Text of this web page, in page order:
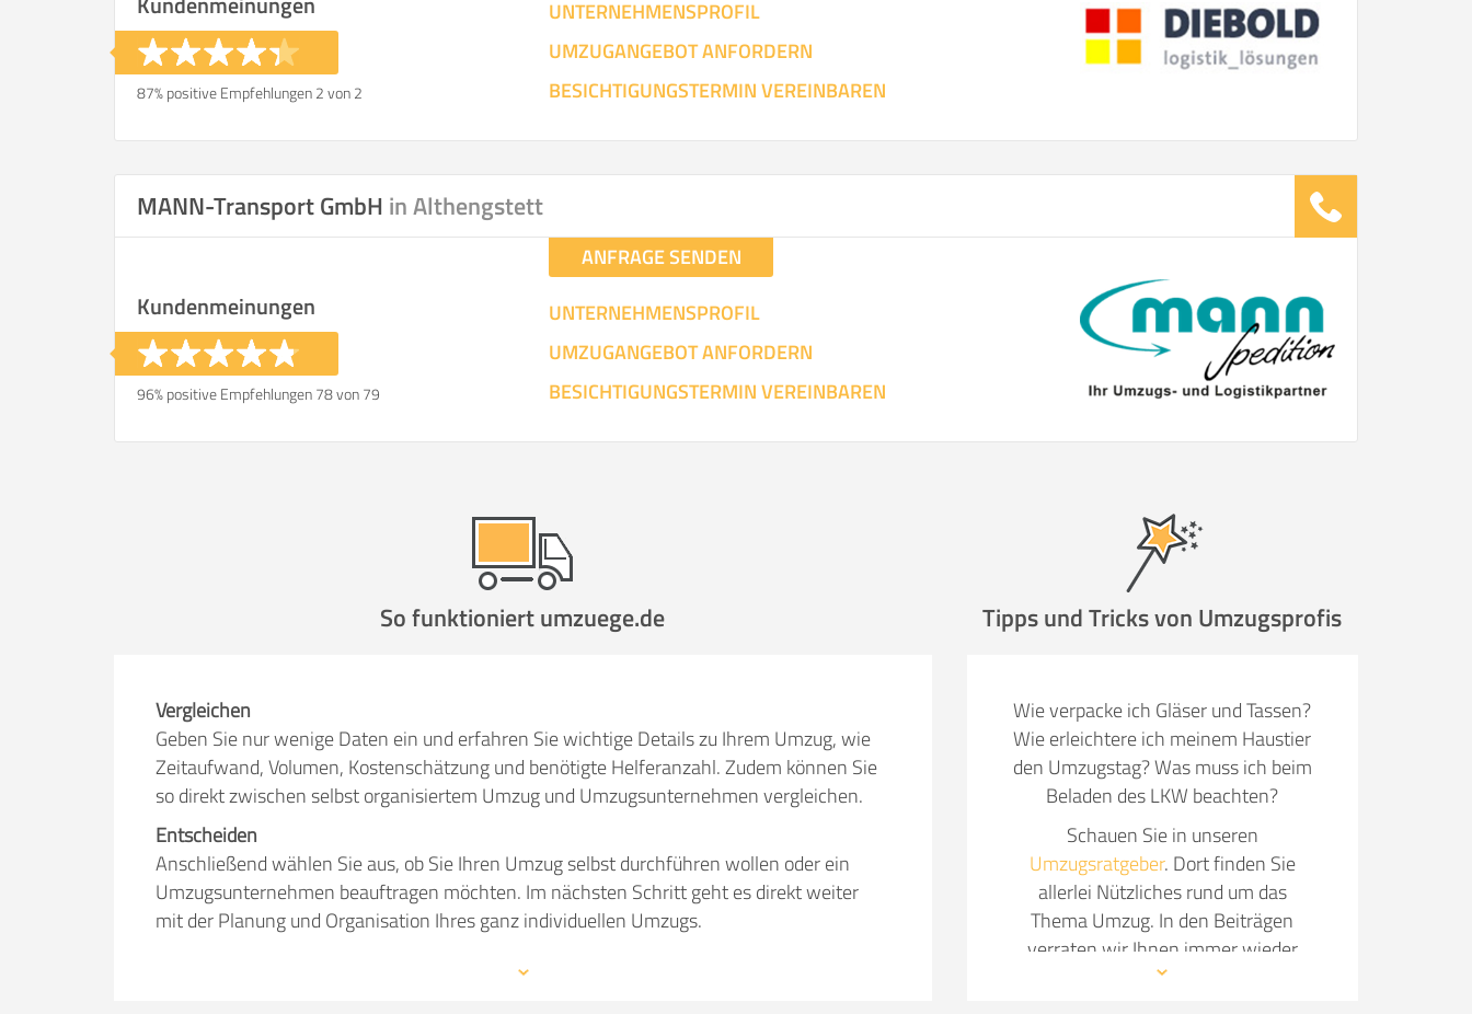
SO ERRECHNET SICH DIE KOSTENSCHÄTZUNG
UNTERNEHMENSPROFIL
UMZUGANGEBOT ANFORDERN
BESICHTIGUNGSTERMIN VEREINBAREN
87% positive Empfehlungen 2 von 2
MANN-Transport GmbH in Althengstett
ANFRAGE SENDEN
UNTERNEHMENSPROFIL
UMZUGANGEBOT ANFORDERN
BESICHTIGUNGSTERMIN VEREINBAREN
Kundenmeinungen
96% positive Empfehlungen 78 von 79
So funktioniert umzuege.de
Vergleichen
Geben Sie nur wenige Daten ein und erfahren Sie wichtige Details zu Ihrem Umzug, wie
Zeitaufwand, Volumen, Kostenschätzung und benötigte Helferanzahl. Zudem können Sie
so direkt zwischen selbst organisiertem Umzug und Umzugsunternehmen vergleichen.
Entscheiden
Anschließend wählen Sie aus, ob Sie Ihren Umzug selbst durchführen wollen oder ein
Umzugsunternehmen beauftragen möchten. Im nächsten Schritt geht es direkt weiter
mit der Planung und Organisation Ihres ganz individuellen Umzugs.
Tipps und Tricks von Umzugsprofis
Wie verpacke ich Gläser und Tassen?
Wie erleichtere ich meinem Haustier
den Umzugstag? Was muss ich beim
Beladen des LKW beachten?
Schauen Sie in unseren
Umzugsratgeber. Dort finden Sie
allerlei Nützliches rund um das
Thema Umzug. In den Beiträgen
verraten wir Ihnen immer wieder
neue Details, wie Sie Ihren Umzug so